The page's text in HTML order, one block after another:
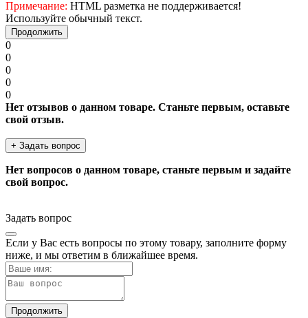
Примечание: HTML разметка не поддерживается!
Используйте обычный текст.
Продолжить
0
0
0
0
0
Нет отзывов о данном товаре. Станьте первым, оставьте
свой отзыв.
+ Задать вопрос
Нет вопросов о данном товаре, станьте первым и задайте
свой вопрос.
Задать вопрос
Если у Вас есть вопросы по этому товару, заполните форму
ниже, и мы ответим в ближайшее время.
Продолжить